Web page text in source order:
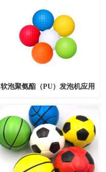
软泡聚氨酯（PU）发泡机应用